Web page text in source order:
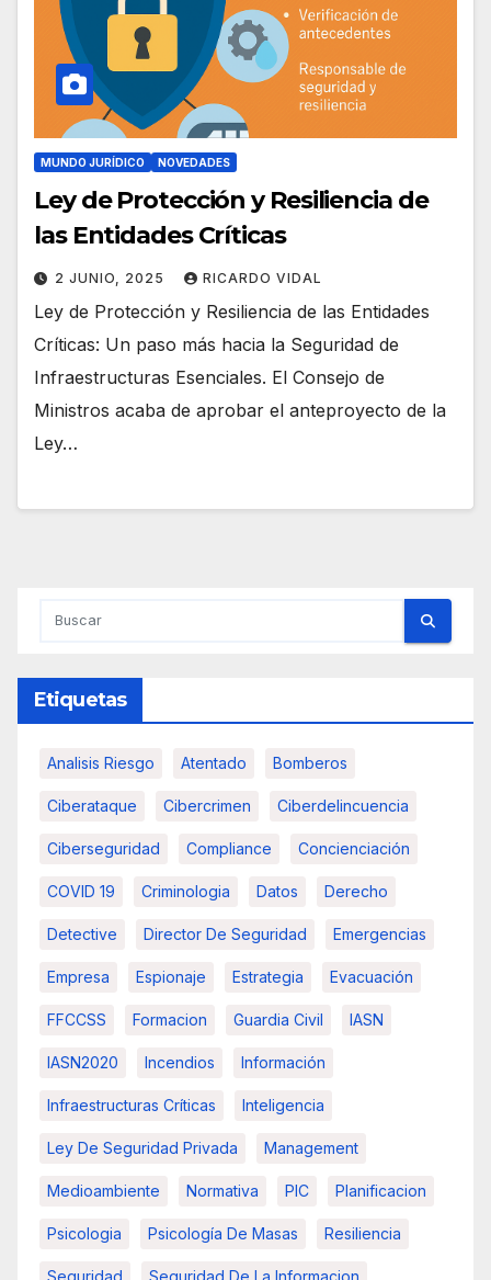
MUNDO JURÍDICO NOVEDADES
Ley de Protección y Resiliencia de
las Entidades Críticas
2 JUNIO, 2025 RICARDO VIDAL
Ley de Protección y Resiliencia de las Entidades
Críticas: Un paso más hacia la Seguridad de
Infraestructuras Esenciales. El Consejo de
Ministros acaba de aprobar el anteproyecto de la
Ley…
Etiquetas
Analisis Riesgo Atentado Bomberos
Ciberataque Cibercrimen Ciberdelincuencia
Ciberseguridad Compliance Concienciación
COVID 19 Criminologia Datos Derecho
Detective Director De Seguridad Emergencias
Empresa Espionaje Estrategia Evacuación
FFCCSS Formacion Guardia Civil IASN
IASN2020 Incendios Información
Infraestructuras Críticas Inteligencia
Ley De Seguridad Privada Management
Medioambiente Normativa PIC Planificacion
Psicologia Psicología De Masas Resiliencia